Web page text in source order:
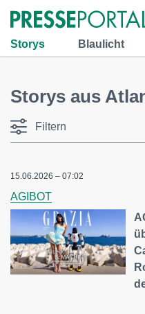
Storys Blaulicht
Storys aus
Filtern
15.06.2026 – 07:02
AGIBOT